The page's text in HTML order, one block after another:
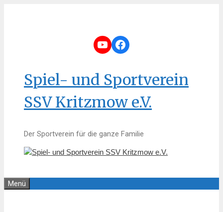
YouTube
Facebook
Spiel- und Sportverein
SSV Kritzmow e.V.
Der Sportverein für die ganze Familie
Menü